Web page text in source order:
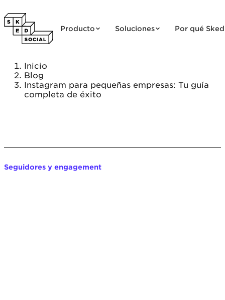
Producto Soluciones Por qué Sked
Inicio
Blog
Instagram para pequeñas empresas: Tu guía
completa de éxito
Seguidores y engagement